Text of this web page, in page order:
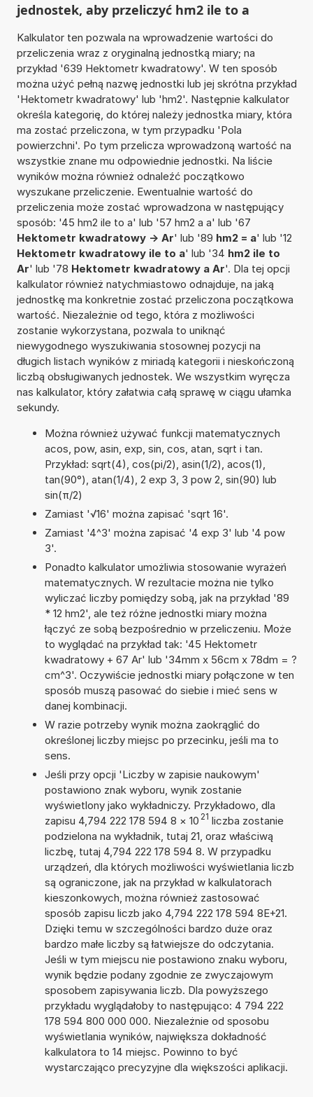
jednostek, aby przeliczyć hm2 ile to a
Kalkulator ten pozwala na wprowadzenie wartości do
przeliczenia wraz z oryginalną jednostką miary; na
przykład '639 Hektometr kwadratowy'. W ten sposób
można użyć pełną nazwę jednostki lub jej skrótna przykład
'Hektometr kwadratowy' lub 'hm2'. Następnie kalkulator
określa kategorię, do której należy jednostka miary, która
ma zostać przeliczona, w tym przypadku 'Pola
powierzchni'. Po tym przelicza wprowadzoną wartość na
wszystkie znane mu odpowiednie jednostki. Na liście
wyników można również odnaleźć początkowo
wyszukane przeliczenie. Ewentualnie wartość do
przeliczenia może zostać wprowadzona w następujący
sposób: '45 hm2 ile to a' lub '57 hm2 a a' lub '67
Hektometr kwadratowy -> Ar' lub '89 hm2 = a' lub '12
Hektometr kwadratowy ile to a' lub '34 hm2 ile to
Ar' lub '78 Hektometr kwadratowy a Ar'. Dla tej opcji
kalkulator również natychmiastowo odnajduje, na jaką
jednostkę ma konkretnie zostać przeliczona początkowa
wartość. Niezależnie od tego, która z możliwości
zostanie wykorzystana, pozwala to uniknąć
niewygodnego wyszukiwania stosownej pozycji na
długich listach wyników z miriadą kategorii i nieskończoną
liczbą obsługiwanych jednostek. We wszystkim wyręcza
nas kalkulator, który załatwia całą sprawę w ciągu ułamka
sekundy.
Można również używać funkcji matematycznych
acos, pow, asin, exp, sin, cos, atan, sqrt i tan.
Przykład: sqrt(4), cos(pi/2), asin(1/2), acos(1),
tan(90°), atan(1/4), 2 exp 3, 3 pow 2, sin(90) lub
sin(π/2)
Zamiast '√16' można zapisać 'sqrt 16'.
Zamiast '4^3' można zapisać '4 exp 3' lub '4 pow
3'.
Ponadto kalkulator umożliwia stosowanie wyrażeń
matematycznych. W rezultacie można nie tylko
wyliczać liczby pomiędzy sobą, jak na przykład '89
* 12 hm2', ale też różne jednostki miary można
łączyć ze sobą bezpośrednio w przeliczeniu. Może
to wyglądać na przykład tak: '45 Hektometr
kwadratowy + 67 Ar' lub '34mm x 56cm x 78dm = ?
cm^3'. Oczywiście jednostki miary połączone w ten
sposób muszą pasować do siebie i mieć sens w
danej kombinacji.
W razie potrzeby wynik można zaokrąglić do
określonej liczby miejsc po przecinku, jeśli ma to
sens.
Jeśli przy opcji 'Liczby w zapisie naukowym'
postawiono znak wyboru, wynik zostanie
wyświetlony jako wykładniczy. Przykładowo, dla
zapisu 4,794 222 178 594 8 × 10 21 liczba zostanie
podzielona na wykładnik, tutaj 21, oraz właściwą
liczbę, tutaj 4,794 222 178 594 8. W przypadku
urządzeń, dla których możliwości wyświetlania liczb
są ograniczone, jak na przykład w kalkulatorach
kieszonkowych, można również zastosować
sposób zapisu liczb jako 4,794 222 178 594 8E+21.
Dzięki temu w szczególności bardzo duże oraz
bardzo małe liczby są łatwiejsze do odczytania.
Jeśli w tym miejscu nie postawiono znaku wyboru,
wynik będzie podany zgodnie ze zwyczajowym
sposobem zapisywania liczb. Dla powyższego
przykładu wyglądałoby to następująco: 4 794 222
178 594 800 000 000. Niezależnie od sposobu
wyświetlania wyników, największa dokładność
kalkulatora to 14 miejsc. Powinno to być
wystarczająco precyzyjne dla większości aplikacji.